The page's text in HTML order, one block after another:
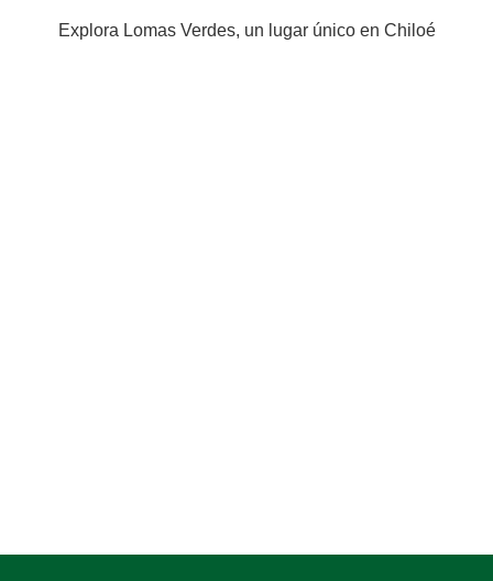
Explora Lomas Verdes, un lugar único en Chiloé